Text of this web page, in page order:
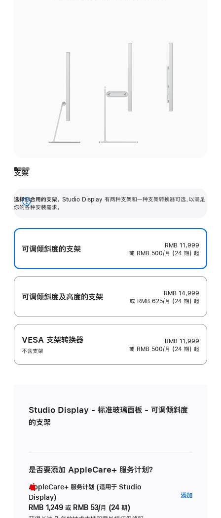
支架
选择你合用的支架。 Studio Display 有两种支架和一种支架转换器可选，以满足
你的各种安装需求。
展
可调倾斜度的支架
RMB 11,999
或 RMB 500/月 (24 期) 起
可调倾斜度及高‍度的支‍架
RMB 14,999
或 RMB 625/月 (24 期) 起
VESA 支架转换器
不含支架
RMB 11,999
或 RMB 500/月 (24 期) 起
Studio Display - 标准玻璃面板 - 可调倾斜度
的支架
是否要添加 AppleCare+ 服务计划？
AppleCare+ 服务计划 (适用于 Studio
Display)
RMB 1,249 或 RMB 53/月 (24 期)
添加